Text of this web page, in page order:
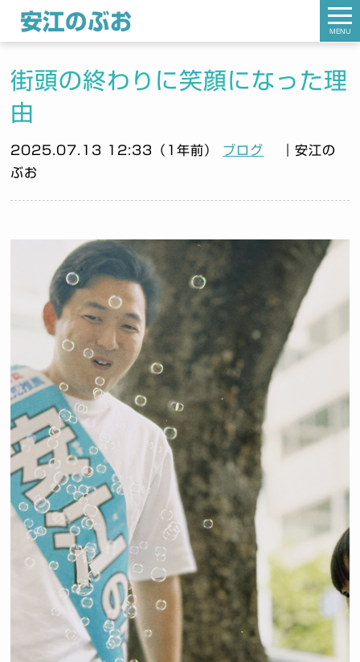
街頭の終わりに笑顔になった理
由
2025.07.13 12:33（1年前） ブログ
｜安江の
ぶお
MENU